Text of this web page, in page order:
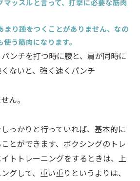
マッスルと言って、打撃に必要な筋肉
まり踵をつくことがありません、なの
う筋肉になります。
ンチを打つ時に腰と、肩が同時に
ないと、強く速くパンチ
ん。
っかりと行っていれば、基本的に
とができます、ボクシングのトレ
トトレーニングをするときは、上
グして、重い重りというよりは、